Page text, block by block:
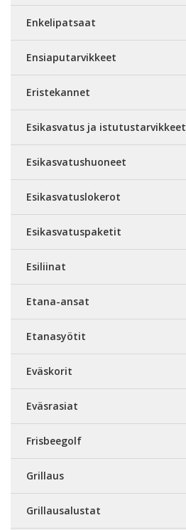
Enkelipatsaat
Ensiaputarvikkeet
Eristekannet
Esikasvatus ja istutustarvikkeet
Esikasvatushuoneet
Esikasvatuslokerot
Esikasvatuspaketit
Esiliinat
Etana-ansat
Etanasyötit
Eväskorit
Eväsrasiat
Frisbeegolf
Grillaus
Grillausalustat